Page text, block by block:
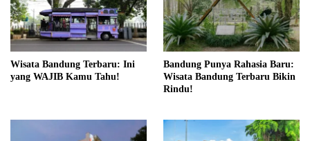
Wisata Bandung Terbaru: Ini
yang WAJIB Kamu Tahu!
Bandung Punya Rahasia Baru:
Wisata Bandung Terbaru Bikin
Rindu!